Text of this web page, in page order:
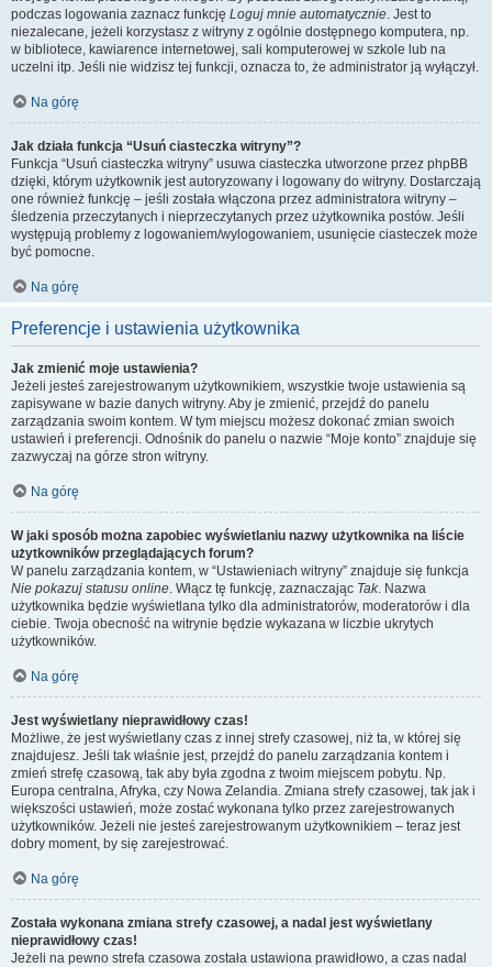
podczas logowania zaznacz funkcję Loguj mnie automatycznie. Jest to
niezalecane, jeżeli korzystasz z witryny z ogólnie dostępnego komputera, np.
w bibliotece, kawiarence internetowej, sali komputerowej w szkole lub na
uczelni itp. Jeśli nie widzisz tej funkcji, oznacza to, że administrator ją wyłączył.
Na górę
Jak działa funkcja “Usuń ciasteczka witryny”?
Funkcja “Usuń ciasteczka witryny” usuwa ciasteczka utworzone przez phpBB
dzięki, którym użytkownik jest autoryzowany i logowany do witryny. Dostarczają
one również funkcję – jeśli została włączona przez administratora witryny –
śledzenia przeczytanych i nieprzeczytanych przez użytkownika postów. Jeśli
występują problemy z logowaniem/wylogowaniem, usunięcie ciasteczek może
być pomocne.
Na górę
Preferencje i ustawienia użytkownika
Jak zmienić moje ustawienia?
Jeżeli jesteś zarejestrowanym użytkownikiem, wszystkie twoje ustawienia są
zapisywane w bazie danych witryny. Aby je zmienić, przejdź do panelu
zarządzania swoim kontem. W tym miejscu możesz dokonać zmian swoich
ustawień i preferencji. Odnośnik do panelu o nazwie “Moje konto” znajduje się
zazwyczaj na górze stron witryny.
Na górę
W jaki sposób można zapobiec wyświetlaniu nazwy użytkownika na liście
użytkowników przeglądających forum?
W panelu zarządzania kontem, w “Ustawieniach witryny” znajduje się funkcja
Nie pokazuj statusu online. Włącz tę funkcję, zaznaczając Tak. Nazwa
użytkownika będzie wyświetlana tylko dla administratorów, moderatorów i dla
ciebie. Twoja obecność na witrynie będzie wykazana w liczbie ukrytych
użytkowników.
Na górę
Jest wyświetlany nieprawidłowy czas!
Możliwe, że jest wyświetlany czas z innej strefy czasowej, niż ta, w której się
znajdujesz. Jeśli tak właśnie jest, przejdź do panelu zarządzania kontem i
zmień strefę czasową, tak aby była zgodna z twoim miejscem pobytu. Np.
Europa centralna, Afryka, czy Nowa Zelandia. Zmiana strefy czasowej, tak jak i
większości ustawień, może zostać wykonana tylko przez zarejestrowanych
użytkowników. Jeżeli nie jesteś zarejestrowanym użytkownikiem – teraz jest
dobry moment, by się zarejestrować.
Na górę
Została wykonana zmiana strefy czasowej, a nadal jest wyświetlany
nieprawidłowy czas!
Jeżeli na pewno strefa czasowa została ustawiona prawidłowo, a czas nadal